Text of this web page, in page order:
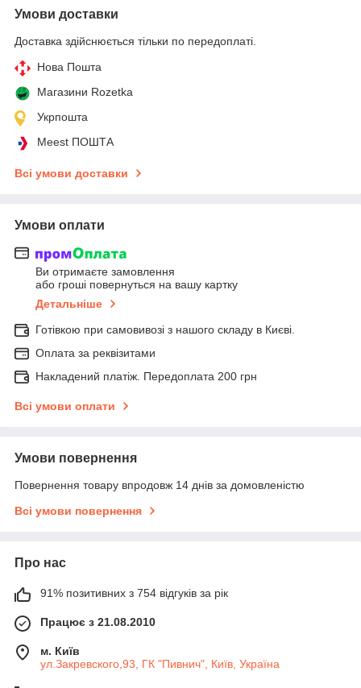
Умови доставки
Доставка здійснюється тільки по передоплаті.
Нова Пошта
Магазини Rozetka
Укрпошта
Meest ПОШТА
Всі умови доставки
Умови оплати
Ви отримаєте замовлення
або гроші повернуться на вашу картку
Детальніше
Готівкою при самовивозі з нашого складу в Києві.
Оплата за реквізитами
Накладений платіж. Передоплата 200 грн
Всі умови оплати
Умови повернення
Повернення товару впродовж 14 днів за домовленістю
Всі умови повернення
Про нас
91% позитивних з 754 відгуків за рік
Працює з 21.08.2010
м. Київ
ул.Закревского,93, ГК "Пивнич", Київ, Україна